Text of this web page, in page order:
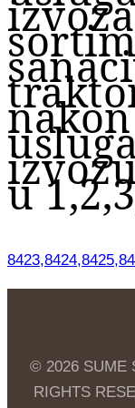
u
© 2026 SUME
RIGHTS